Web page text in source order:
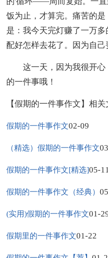
饭为止，才算完。痛苦的
是：我今天完灯赚了一万
配好怎样去花了。因为自己
这一天，因为我很开心
的一件事哦！
【假期的一件事作文】相关
假期的一件事作文02-09
（精选）假期的一件事作文
假期的一件事作文[精选]05-
假期的一件事作文（经典）
(实用)假期的一件事作文01-
假期里的一件事作文01-22